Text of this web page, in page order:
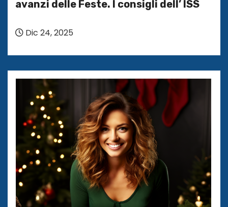
avanzi delle Feste. I consigli dell’ ISS
Dic 24, 2025